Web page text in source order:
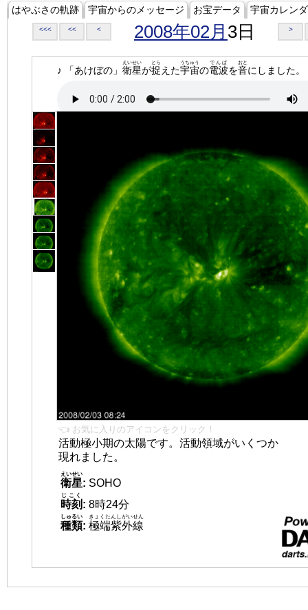
はやぶさの軌跡 宇宙からのメッセージ お宝データ 宇宙カレン
<<< << < 2008年02月 3日 >
♪ 「あけぼの」 衛星
えいせい
が捉
とら
えた宇宙
うちゅう
の電波
でんぱ
を音
おと
にしました。
👈 お気に入りのアイコンをクリック！
活動極小期の太陽です。活動領域がいくつか
現れました。
衛星
えいせい
: SOHO
時刻
じこく
: 8時24分
種類
しゅるい
: 極端紫外線
きょくたんしがいせん